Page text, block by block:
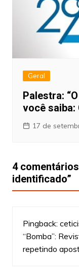
Geral
Palestra:
você saiba:
17 de
4
identificado”
Pingback:
“Bomba”:
repetindo